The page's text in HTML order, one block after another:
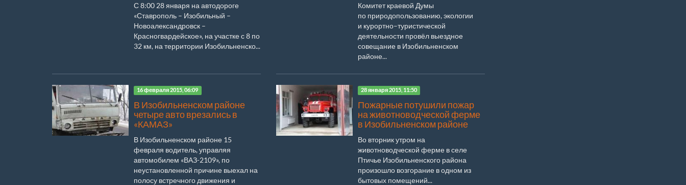
С 8:00 28 января на автодороге
«Ставрополь – Изобильный –
Новоалександровск –
Красногвардейское», на участке с 8 по
32 км, на территории Изобильненско...
Комитет краевой Думы
по природопользованию, экологии
и курортно–туристической
деятельности провёл выездное
совещание в Изобильненском
районе...
16 февраля 2015, 06:09
В Изобильненском районе
четыре авто врезались в
«КАМАЗ»
В Изобильненском районе 15
февраля водитель, управляя
автомобилем «ВАЗ-2109», по
неустановленной причине выехал на
полосу встречного движения и
28 января 2015, 11:50
Пожарные потушили пожар
на животноводческой ферме
в Изобильненском районе
Во вторник утром на
животноводческой ферме в селе
Птичье Изобильненского района
произошло возгорание в одном из
бытовых помещений...